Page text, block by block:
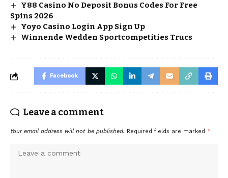
Y88 Casino No Deposit Bonus Codes For Free
Spins 2026
Yoyo Casino Login App Sign Up
Winnende Wedden Sportcompetities Trucs
Facebook
Leave a comment
Your email address will not be published. Required fields are marked *